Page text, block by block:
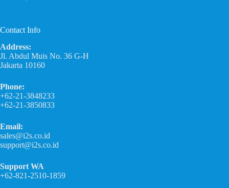
Contact Info
Address:
Jl. Abdul Muis No. 36 G-H
Jakarta 10160
Phone:
+62-21-3848233
+62-21-3850833
Email:
sales@i2s.co.id
support@i2s.co.id
Support WA
+62-821-2510-1859